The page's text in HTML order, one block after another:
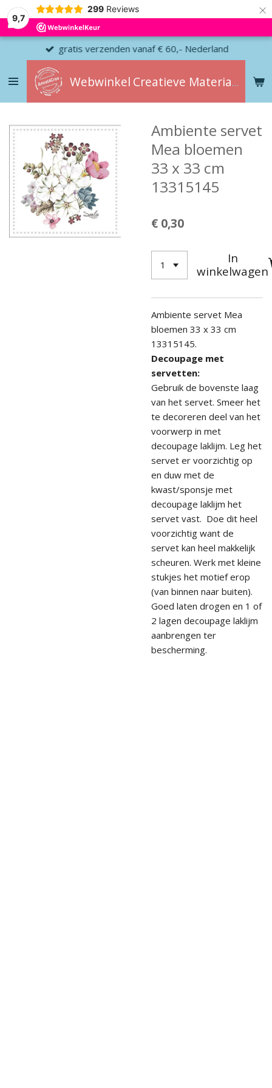
9,7
299 Reviews ×
Webwinkel Creatieve Materialen
gratis verzenden vanaf € 60,- Nederland
Ambiente servet
Mea bloemen
33 x 33 cm
13315145
€ 0,30
In
winkelwagen
Ambiente servet Mea
bloemen 33 x 33 cm
13315145.
Decoupage met
servetten:
Gebruik de bovenste laag
van het servet. Smeer het
te decoreren deel van het
voorwerp in met
decoupage laklijm. Leg het
servet er voorzichtig op
en duw met de
kwast/sponsje met
decoupage laklijm het
servet vast. Doe dit heel
voorzichtig want de
servet kan heel makkelijk
scheuren. Werk met kleine
stukjes het motief erop
(van binnen naar buiten).
Goed laten drogen en 1 of
2 lagen decoupage laklijm
aanbrengen ter
bescherming.